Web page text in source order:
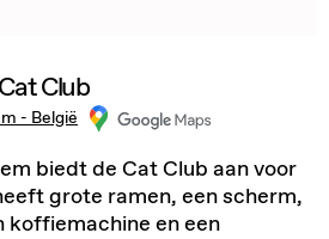
Cat Club
- België
biedt de Cat Club aan voor
grote ramen, een scherm,
koffiemachine en een